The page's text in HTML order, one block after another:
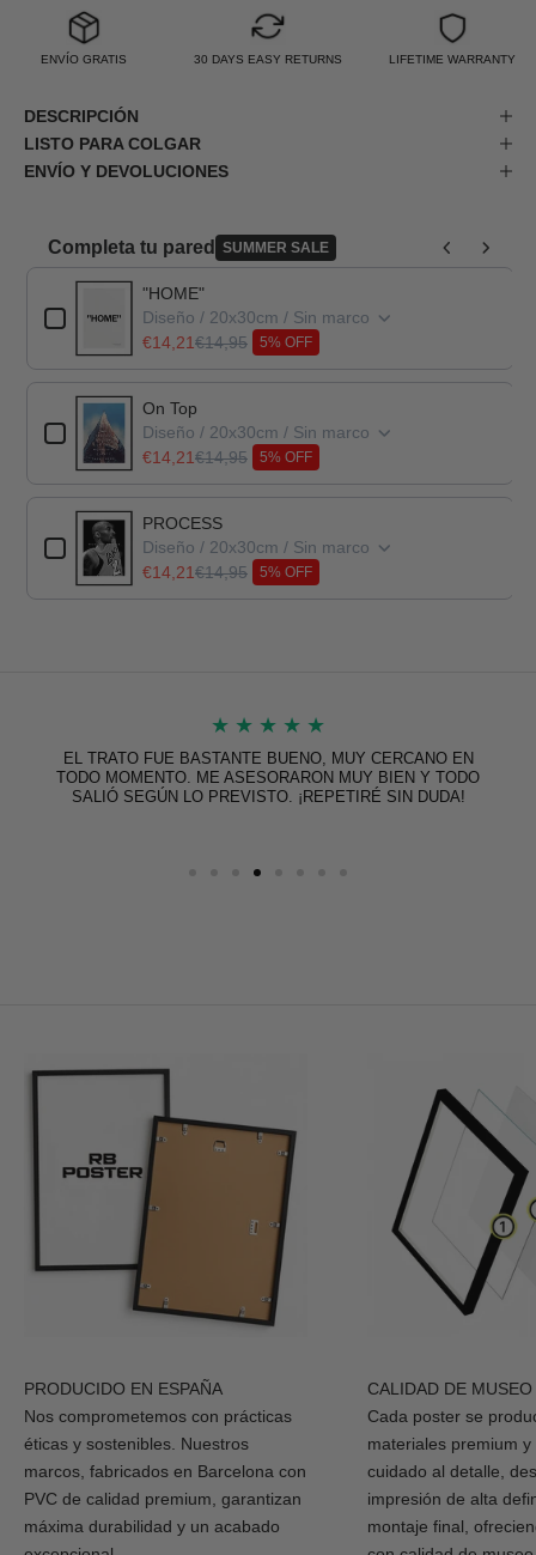
ENVÍO GRATIS 30 DAYS EASY RETURNS LIFETIME WARRANTY
DESCRIPCIÓN
LISTO PARA COLGAR
ENVÍO Y DEVOLUCIONES
Completa tu pared SUMMER SALE
Use the Previous and Next buttons to navigate through product
"HOME"
Diseño / 20x30cm / Sin marco
€14,21€14,95 5% OFF
On Top
Diseño / 20x30cm / Sin marco
€14,21€14,95 5% OFF
PROCESS
Diseño / 20x30cm / Sin marco
€14,21€14,95 5% OFF
★ ★ ★ ★ ★
EL TRATO FUE BASTANTE BUENO, MUY CERCANO EN
TODO MOMENTO. ME ASESORARON MUY BIEN Y TODO
SALIÓ SEGÚN LO PREVISTO. ¡REPETIRÉ SIN DUDA!
PRODUCIDO EN ESPAÑA
Nos comprometemos con prácticas
éticas y sostenibles. Nuestros
marcos, fabricados en Barcelona con
PVC de calidad premium, garantizan
máxima durabilidad y un acabado
CALIDAD DE MUSEO
Cada poster se
materiales premium
cuidado al detalle,
impresión de alta
montaje final,